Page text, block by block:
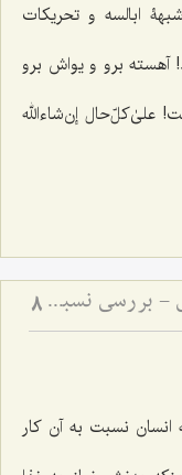
ابالسه و تحریکات
آهسته برو و یواش برو
علیٰ‌کلّ‌حال إن‌شاءالله
تبیین جایگاه جعل در فلسفه اسلامی - بررسی نسبت میان اراده الهی و ماهیت اشیاء 8
نسبت به آن کار